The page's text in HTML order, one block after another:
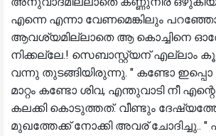
എന്നെ എന്നാ വേണമെങ്കിലും
ആവശ്യമില്ലാതെ ആ കൊച്ചിനെ
നിക്കല്ലേ.! സെബാസ്റ്റ്യന് എല്ലാം
വന്നു തുടങ്ങിയിരുന്നു. " കണ്ടോ
മാറ്റം കണ്ടോ ശിവ, എന്തുവാടി നീ
കലക്കി കൊടുത്തത്. വീണ്ടും
മുഖത്തേക്ക് നോക്കി അവര് ചോദിച്ചു..